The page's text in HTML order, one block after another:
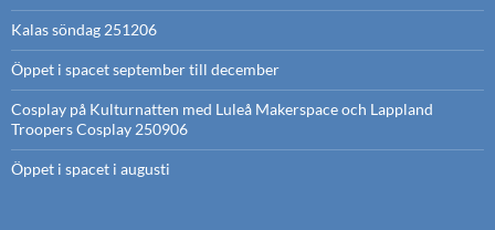
Kalas söndag 251206
Öppet i spacet september till december
Cosplay på Kulturnatten med Luleå Makerspace och Lappland
Troopers Cosplay 250906
Öppet i spacet i augusti